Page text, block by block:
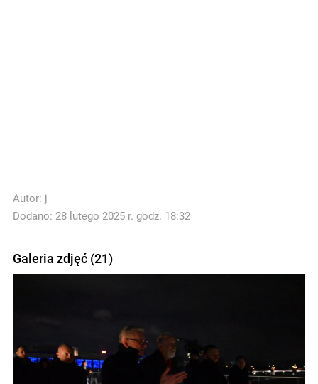
Autor: j
Dodano: 28 lutego 2025 r. godz. 18:32
Galeria zdjęć (21)